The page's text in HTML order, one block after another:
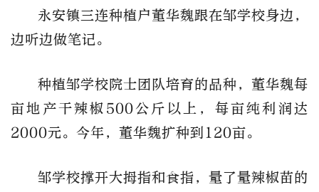
永安镇三连种植户董华魏跟在邹学校身边，
边听边做笔记。
种植邹学校院士团队培育的品种，董华魏每
亩地产干辣椒500公斤以上，每亩纯利润达
2000元。今年，董华魏扩种到120亩。
邹学校撑开大拇指和食指，量了量辣椒苗的